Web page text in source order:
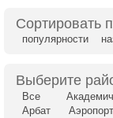
Сортировать
популярности
Выберите
Все
Арбат
Аэропорт